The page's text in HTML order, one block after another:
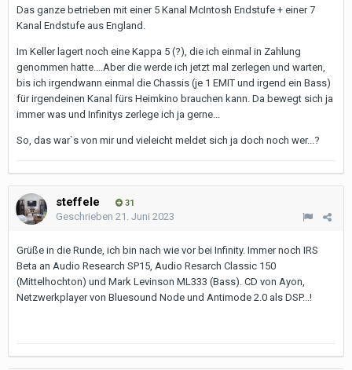
Das ganze betrieben mit einer 5 Kanal McIntosh Endstufe + einer 7
Kanal Endstufe aus England.
Im Keller lagert noch eine Kappa 5 (?), die ich einmal in Zahlung
genommen hatte....Aber die werde ich jetzt mal zerlegen und warten,
bis ich irgendwann einmal die Chassis (je 1 EMIT und irgend ein Bass)
für irgendeinen Kanal fürs Heimkino brauchen kann. Da bewegt sich ja
immer was und Infinitys zerlege ich ja gerne...
So, das war`s von mir und vieleicht meldet sich ja doch noch wer...?
steffele 31
Geschrieben 21. Juni 2023
Grüße in die Runde, ich bin nach wie vor bei Infinity. Immer noch IRS
Beta an Audio Research SP15, Audio Resarch Classic 150
(Mittelhochton) und Mark Levinson ML333 (Bass). CD von Ayon,
Netzwerkplayer von Bluesound Node und Antimode 2.0 als DSP...!